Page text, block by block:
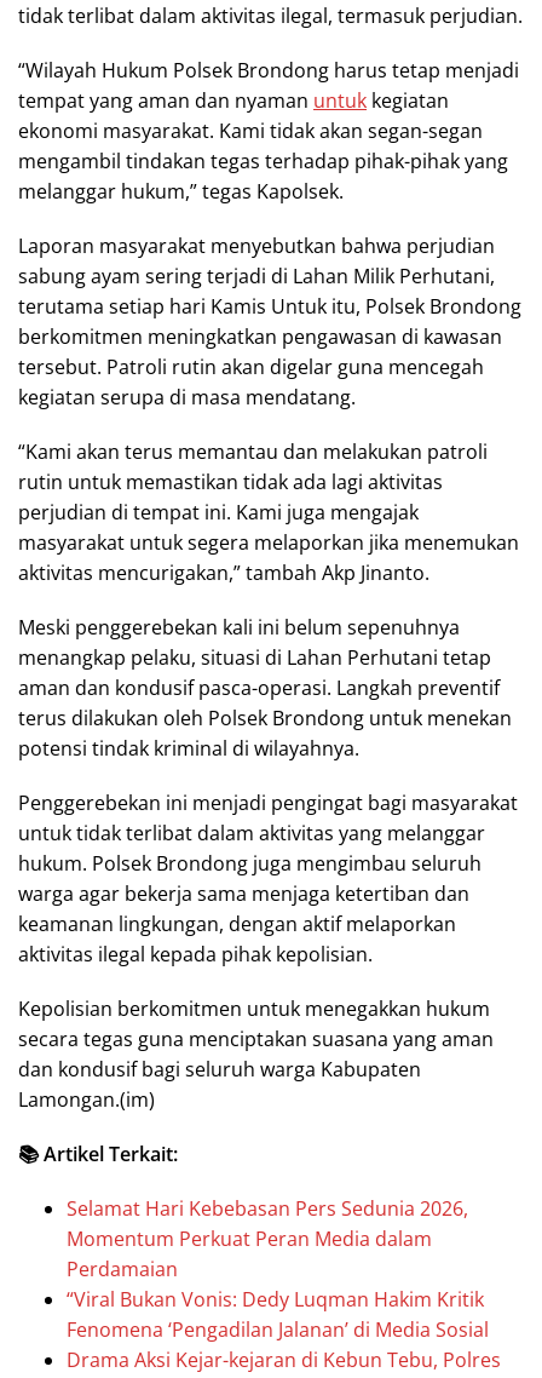
tidak terlibat dalam aktivitas ilegal, termasuk perjudian.
“Wilayah Hukum Polsek Brondong harus tetap menjadi
tempat yang aman dan nyaman untuk kegiatan
ekonomi masyarakat. Kami tidak akan segan-segan
mengambil tindakan tegas terhadap pihak-pihak yang
melanggar hukum,” tegas Kapolsek.
Laporan masyarakat menyebutkan bahwa perjudian
sabung ayam sering terjadi di Lahan Milik Perhutani,
terutama setiap hari Kamis Untuk itu, Polsek Brondong
berkomitmen meningkatkan pengawasan di kawasan
tersebut. Patroli rutin akan digelar guna mencegah
kegiatan serupa di masa mendatang.
“Kami akan terus memantau dan melakukan patroli
rutin untuk memastikan tidak ada lagi aktivitas
perjudian di tempat ini. Kami juga mengajak
masyarakat untuk segera melaporkan jika menemukan
aktivitas mencurigakan,” tambah Akp Jinanto.
Meski penggerebekan kali ini belum sepenuhnya
menangkap pelaku, situasi di Lahan Perhutani tetap
aman dan kondusif pasca-operasi. Langkah preventif
terus dilakukan oleh Polsek Brondong untuk menekan
potensi tindak kriminal di wilayahnya.
Penggerebekan ini menjadi pengingat bagi masyarakat
untuk tidak terlibat dalam aktivitas yang melanggar
hukum. Polsek Brondong juga mengimbau seluruh
warga agar bekerja sama menjaga ketertiban dan
keamanan lingkungan, dengan aktif melaporkan
aktivitas ilegal kepada pihak kepolisian.
Kepolisian berkomitmen untuk menegakkan hukum
secara tegas guna menciptakan suasana yang aman
dan kondusif bagi seluruh warga Kabupaten
Lamongan.(im)
📚 Artikel Terkait:
Selamat Hari Kebebasan Pers Sedunia 2026,
Momentum Perkuat Peran Media dalam
Perdamaian
“Viral Bukan Vonis: Dedy Luqman Hakim Kritik
Fenomena ‘Pengadilan Jalanan’ di Media Sosial
Drama Aksi Kejar-kejaran di Kebun Tebu, Polres